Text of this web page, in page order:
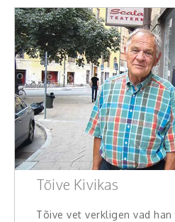
Tõive Kivikas
Tõive vet verkligen vad